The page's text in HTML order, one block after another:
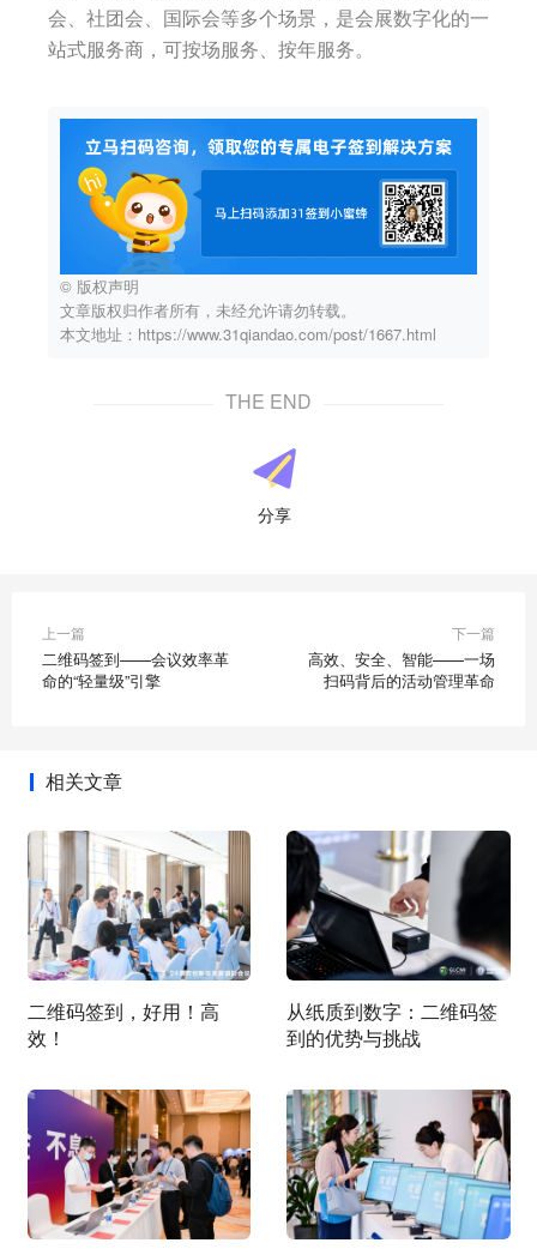
会、社团会、国际会等多个场景，是会展数字化的一
站式服务商，可按场服务、按年服务。
© 版权声明
文章版权归作者所有，未经允许请勿转载。
本文地址：https://www.31qiandao.com/post/1667.html
THE END
分享
上一篇
二维码签到——会议效率革
命的“轻量级”引擎
下一篇
高效、安全、智能——一场
扫码背后的活动管理革命
相关文章
二维码签到，好用！高
效！
从纸质到数字：二维码签
到的优势与挑战